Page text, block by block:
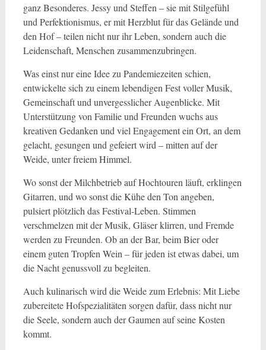
ganz Besonderes. Jessy und Steffen – sie mit Stilgefühl
und Perfektionismus, er mit Herzblut für das Gelände und
den Hof – teilen nicht nur ihr Leben, sondern auch die
Leidenschaft, Menschen zusammenzubringen.
Was einst nur eine Idee zu Pandemiezeiten schien,
entwickelte sich zu einem lebendigen Fest voller Musik,
Gemeinschaft und unvergesslicher Augenblicke. Mit
Unterstützung von Familie und Freunden wuchs aus
kreativen Gedanken und viel Engagement ein Ort, an dem
gelacht, gesungen und gefeiert wird – mitten auf der
Weide, unter freiem Himmel.
Wo sonst der Milchbetrieb auf Hochtouren läuft, erklingen
Gitarren, und wo sonst die Kühe den Ton angeben,
pulsiert plötzlich das Festival-Leben. Stimmen
verschmelzen mit der Musik, Gläser klirren, und Fremde
werden zu Freunden. Ob an der Bar, beim Bier oder
einem guten Tropfen Wein – für jeden ist etwas dabei, um
die Nacht genussvoll zu begleiten.
Auch kulinarisch wird die Weide zum Erlebnis: Mit Liebe
zubereitete Hofspezialitäten sorgen dafür, dass nicht nur
die Seele, sondern auch der Gaumen auf seine Kosten
kommt.